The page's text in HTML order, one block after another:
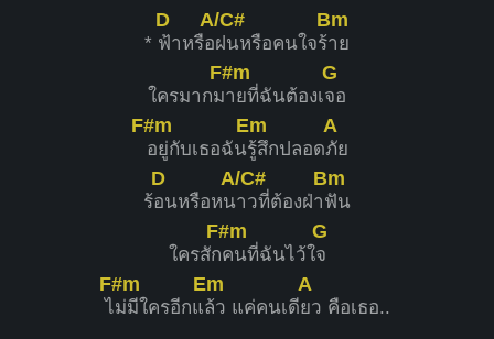
*
D
ฟ้าหรือ
A/C#
ฝนหรือคนใจร้
Bm
าย
ใครมากม
F#m
ายที่ฉันต้องเ
G
จอ
F#m
อยู่กับเธอฉัน
Em
รู้สึกปลอด
A
ภัย
ร้
D
อนหรือหน
A/C#
าวที่ต้องฝ่า
Bm
ฟัน
ใครสัก
F#m
คนที่ฉันไว้ใ
G
จ
ไ
F#m
ม่มีใครอีกแ
Em
ล้ว แค่คนเดี
A
ยว คือเธอ..